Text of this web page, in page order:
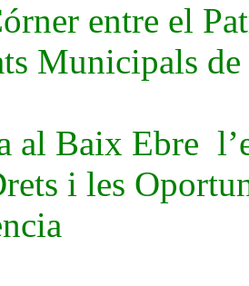
entre el
Municipals de
al Baix Ebre
i les